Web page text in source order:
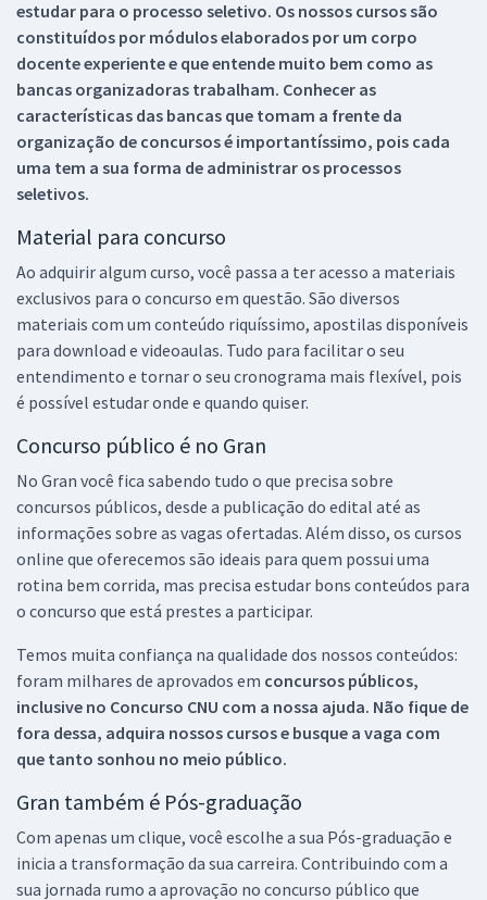
estudar para o processo seletivo. Os nossos cursos são
constituídos por módulos elaborados por um corpo
docente experiente e que entende muito bem como as
bancas organizadoras trabalham. Conhecer as
características das bancas que tomam a frente da
organização de concursos é importantíssimo, pois cada
uma tem a sua forma de administrar os processos
seletivos.
Material para concurso
Ao adquirir algum curso, você passa a ter acesso a materiais
exclusivos para o concurso em questão. São diversos
materiais com um conteúdo riquíssimo, apostilas disponíveis
para download e videoaulas. Tudo para facilitar o seu
entendimento e tornar o seu cronograma mais flexível, pois
é possível estudar onde e quando quiser.
Concurso público é no Gran
No Gran você fica sabendo tudo o que precisa sobre
concursos públicos, desde a publicação do edital até as
informações sobre as vagas ofertadas. Além disso, os cursos
online que oferecemos são ideais para quem possui uma
rotina bem corrida, mas precisa estudar bons conteúdos para
o concurso que está prestes a participar.
Temos muita confiança na qualidade dos nossos conteúdos:
foram milhares de aprovados em concursos públicos,
inclusive no Concurso CNU com a nossa ajuda. Não fique de
fora dessa, adquira nossos cursos e busque a vaga com
que tanto sonhou no meio público.
Gran também é Pós-graduação
Com apenas um clique, você escolhe a sua Pós-graduação e
inicia a transformação da sua carreira. Contribuindo com a
sua jornada rumo a aprovação no concurso público que